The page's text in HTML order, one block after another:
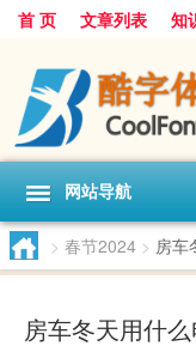
首 页 文章列表 知
网站导航
> 春节2024 > 房车
房车冬天用什